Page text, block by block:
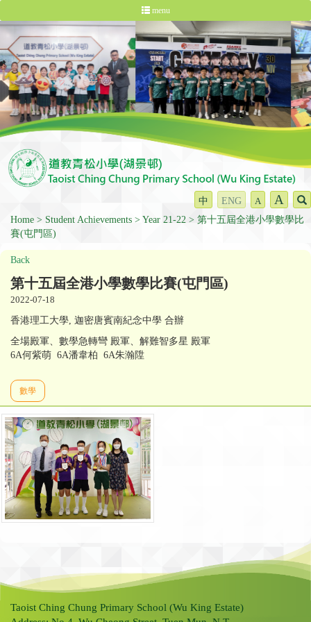
menu
中 ENG A A
Home Student Achievements Year 21-22
第十五屆全港小學數學比
賽(屯門區)
Back
第十五屆全港小學數學比賽(屯門區)
2022-07-18
香港理工大學, 迦密唐賓南紀念中學 合辦
全場殿軍、數學急轉彎 殿軍、解難智多星 殿軍
6A何紫萌 6A潘韋柏 6A朱瀚陞
數學
Taoist Ching Chung Primary School (Wu King Estate)